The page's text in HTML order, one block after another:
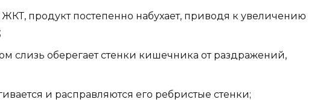
продукт постепенно набухает, приводя к увеличению
слизь оберегает стенки кишечника от раздражений,
и расправляются его ребристые стенки;